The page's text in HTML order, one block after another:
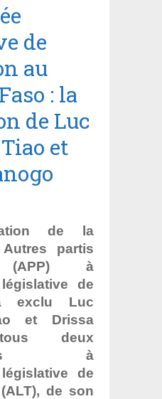
de
au
: la
de Luc
et
de la
partis
(APP) à
législative de
exclu Luc
et Drissa
deux
à
législative de
de son